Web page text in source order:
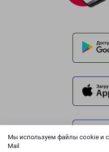
Мы используем файлы cookie и
Mail